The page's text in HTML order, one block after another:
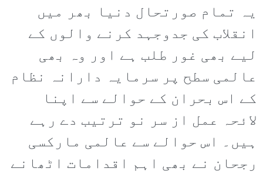
یہ تمام صورتحال دنیا بھر میں
انقلاب کی جدوجہد کرنے والوں کے
لیے بھی غور طلب ہے اور وہ بھی
عالمی سطح پر سرمایہ دارانہ نظام
کے اس بحران کے حوالے سے اپنا
لائحہ عمل از سر نو ترتیب دے رہے
ہیں۔ اس حوالے سے عالمی مارکسی
رجحان نے بھی اہم اقدامات اٹھانے